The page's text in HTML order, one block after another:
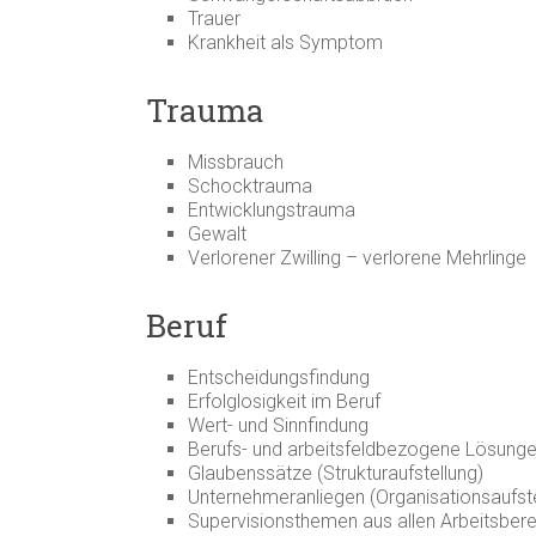
Trauer
Krankheit als Symptom
Trauma
Missbrauch
Schocktrauma
Entwicklungstrauma
Gewalt
Verlorener Zwilling – verlorene Mehrlinge
Beruf
Entscheidungsfindung
Erfolglosigkeit im Beruf
Wert- und Sinnfindung
Berufs- und arbeitsfeldbezogene
Glaubenssätze (Strukturaufstellung)
Unternehmeranliegen
Supervisionsthemen aus allen